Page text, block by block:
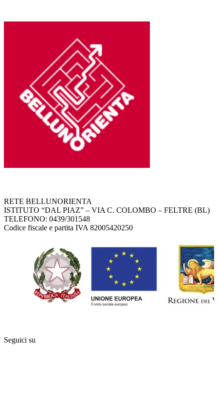
RETE BELLUNORIENTA
ISTITUTO “DAL PIAZ” – VIA C. COLOMBO – FELTRE (BL)
TELEFONO: 0439/301548
Codice fiscale e partita IVA 82005420250
Seguici su